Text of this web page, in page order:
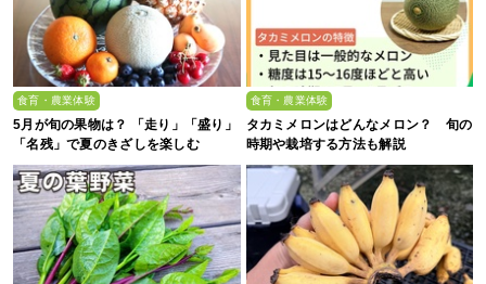
食育・農業体験
5月が旬の果物は？ 「走り」「盛り」
「名残」で夏のきざしを楽しむ
食育・農業体験
タカミメロンはどんなメロン？ 旬の
時期や栽培する方法も解説